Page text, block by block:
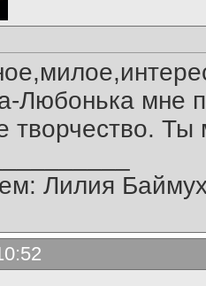
Любонька мне
творчество.
Лилия